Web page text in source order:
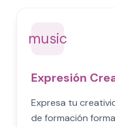
music
Expresión
Expresa tu
de formación